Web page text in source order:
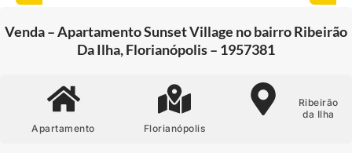
Venda – Apartamento Sunset Village no bairro Ribeirão
Da Ilha, Florianópolis – 1957381
Apartamento Florianópolis
Ribeirão
da Ilha